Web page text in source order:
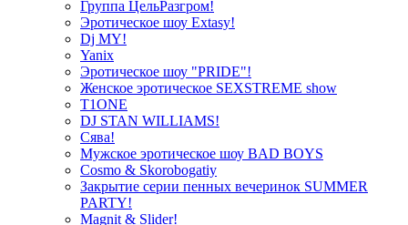
Группа ЦельРазгром!
Эротическое шоу Extasy!
Dj MY!
Yanix
Эротическое шоу "PRIDE"!
Женское эротическое SEXSTREME show
T1ONE
DJ STAN WILLIAMS!
Сява!
Мужское эротическое шоу BAD BOYS
Cosmo & Skorobogatiy
Закрытие серии пенных вечеринок SUMMER
PARTY!
Magnit & Slider!